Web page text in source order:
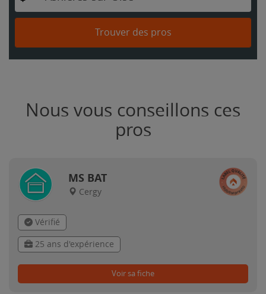
Trouver des pros
Nous vous conseillons ces
pros
MS BAT
Cergy
Vérifié
25 ans d'expérience
Voir sa fiche